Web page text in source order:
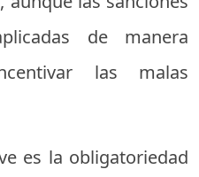
de manera
las malas
es la obligatoriedad